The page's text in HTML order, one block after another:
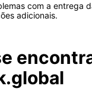
com a entrega
adicionais.